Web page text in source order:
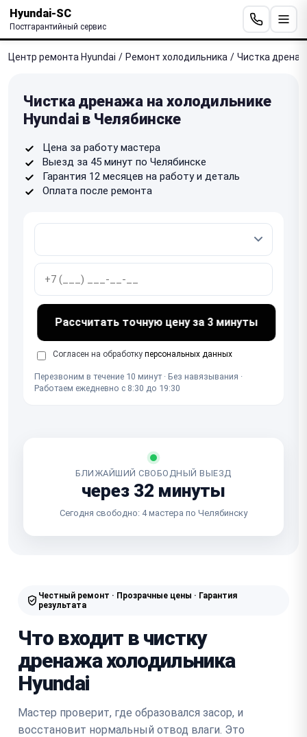
Hyundai-SC
Постгарантийный сервис
Центр ремонта Hyundai / Ремонт холодильника / Чистка
Чистка дренажа на холодильнике
Hyundai в Челябинске
Цена за работу мастера
Выезд за 45 минут по Челябинске
Гарантия 12 месяцев на работу и деталь
Оплата после ремонта
Рассчитать точную цену за 3 минуты
Согласен на обработку персональных данных
Перезвоним в течение 10 минут · Без навязывания ·
Работаем ежедневно с 8:30 до 19:30
БЛИЖАЙШИЙ СВОБОДНЫЙ ВЫЕЗД
через 32 минуты
Сегодня свободно: 4 мастера по Челябинску
Честный ремонт · Прозрачные цены · Гарантия
результата
Что входит в чистку
дренажа холодильника
Hyundai
Мастер проверит, где образовался засор, и
восстановит нормальный отвод влаги. Это